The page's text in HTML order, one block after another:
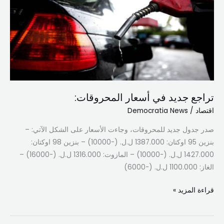
تراجع جديد في أسعار المحروقات:
اقتصاد /
Democratia News
صدر جدول جديد للمحروقات، وجاءت الأسعار على الشكل الآتي: –
بنزين 95 اوكتان: 1387.000 ل.ل. (-10000) – بنزين 98 اوكتان:
1427.000 ل.ل. (-10000) – المازوت: 1316.000 ل.ل. (-16000) –
الغاز: 1100.000 ل.ل. (-6000)
أسعار
المحروقات:
قراءة المزيد »